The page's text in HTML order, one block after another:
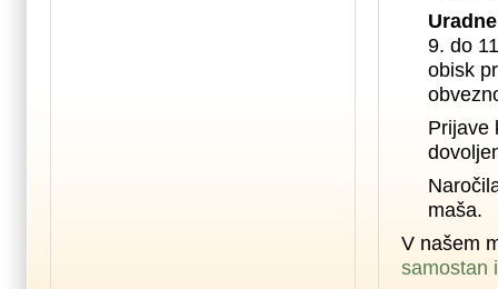
9. do
obisk
Prijave
maša.
V našem
samostan